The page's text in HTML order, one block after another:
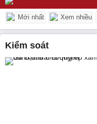
Mới nhất Xem nhiều
kiểm soát